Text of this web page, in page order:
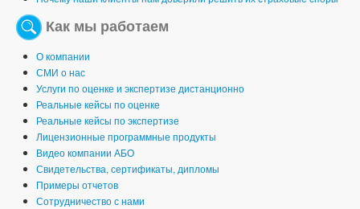
Как мы работаем
О компании
СМИ о нас
Услуги по оценке и экспертизе дистанционно
Реальные кейсы по оценке
Реальные кейсы по экспертизе
Лицензионные программные продукты
Видео компании АБО
Свидетельства, сертификаты, дипломы
Примеры отчетов
Сотрудничество с нами